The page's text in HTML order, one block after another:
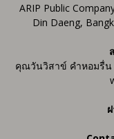
ARIP Public
Din Daeng,
คุณวันวิสาข์ คำหอมรื่น